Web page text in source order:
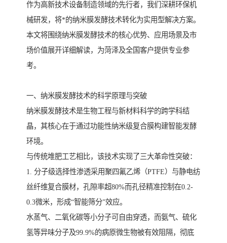
作为高新技术设备制造领域的先行者，我们深耕环保机
械研发，将*的纳米膜发酵技术转化为实用型解决方案。
本文将围绕纳米膜发酵技术的核心优势、应用场景及市
场价值展开详细解读，为菏泽及全国客户提供专业参
考。
一、纳米膜发酵技术的科学原理与突破
纳米膜发酵技术是生物工程与新材料科学的跨学科结
晶，其核心在于通过功能性纳米级复合膜构建智能发酵
环境。
与传统堆肥工艺相比，该技术实现了三大革命性突破：
1. 分子级选择性渗透采用聚四氟乙烯（PTFE）与静电纺
丝纤维复合膜材，孔隙率超80%而孔径精准控制在0.2-
0.3微米，形成“智能筛分”效应。
水蒸气、二氧化碳等小分子可自由穿透，而氨气、硫化
氢等异味分子及99.9%的病原微生物被有效阻隔，彻底